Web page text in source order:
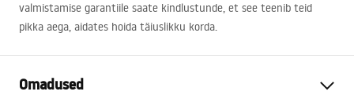
valmistamise garantiile saate kindlustunde, et see teenib teid
pikka aega, aidates hoida täiuslikku korda.
Omadused